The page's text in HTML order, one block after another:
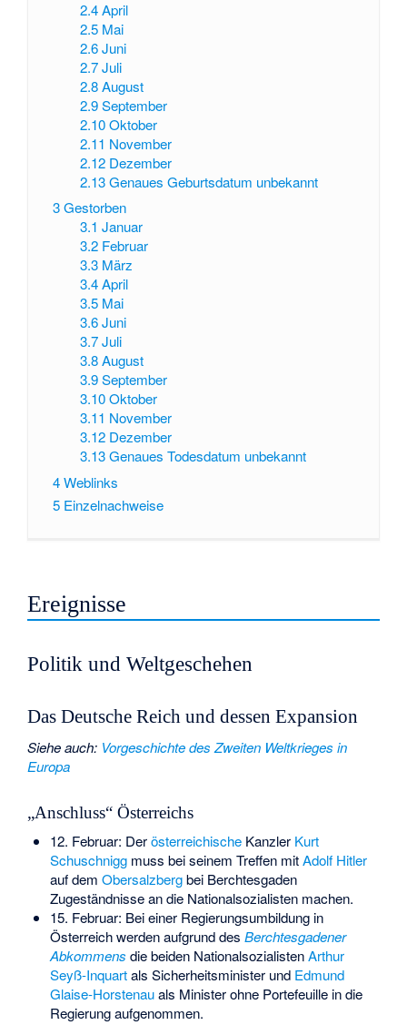
2.4 April
2.5 Mai
2.6 Juni
2.7 Juli
2.8 August
2.9 September
2.10 Oktober
2.11 November
2.12 Dezember
2.13 Genaues Geburtsdatum unbekannt
3Gestorben
3.1 Januar
3.2 Februar
3.3 März
3.4 April
3.5 Mai
3.6 Juni
3.7 Juli
3.8 August
3.9 September
3.10 Oktober
3.11 November
3.12 Dezember
3.13 Genaues Todesdatum unbekannt
4Weblinks
5 Einzelnachweise
Ereignisse
Politik und Weltgeschehen
Das Deutsche Reich und dessen Expansion
Siehe auch: Vorgeschichte des Zweiten Weltkrieges in
Europa
„Anschluss“ Österreichs
12. Februar: DerösterreichischeKanzler Kurt
Schuschniggmuss bei seinem Treffen mitAdolf Hitler
auf dem Obersalzbergbei Berchtesgaden
Zugeständnisse an die Nationalsozialisten machen.
15. Februar: Bei einer Regierungsumbildung in
Österreich werden aufgrund des Berchtesgadener
Abkommens die beiden NationalsozialistenArthur
Seyß-Inquartals Sicherheitsminister und Edmund
Glaise-Horstenauals Minister ohne Portefeuille in die
Regierung aufgenommen.